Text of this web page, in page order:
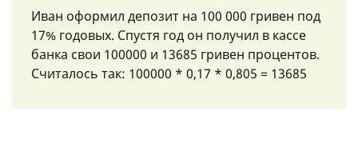
Иван оформил депозит на 100 000 гривен под
17% годовых. Спустя год он получил в кассе
банка свои 100000 и 13685 гривен процентов.
Считалось так: 100000 * 0,17 * 0,805 = 13685